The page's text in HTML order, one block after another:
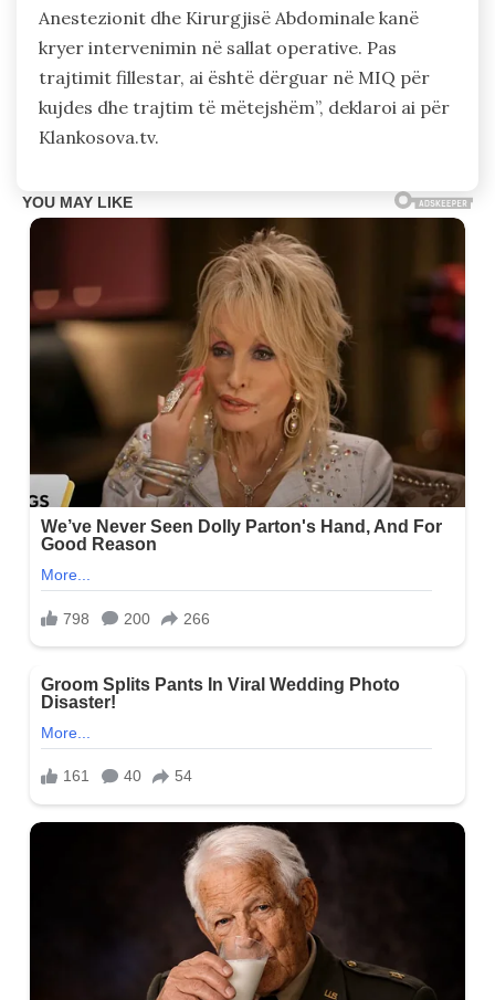
Anestezionit dhe Kirurgjisë Abdominale kanë
kryer intervenimin në sallat operative. Pas
trajtimit fillestar, ai është dërguar në MIQ për
kujdes dhe trajtim të mëtejshëm”, deklaroi ai për
Klankosova.tv.